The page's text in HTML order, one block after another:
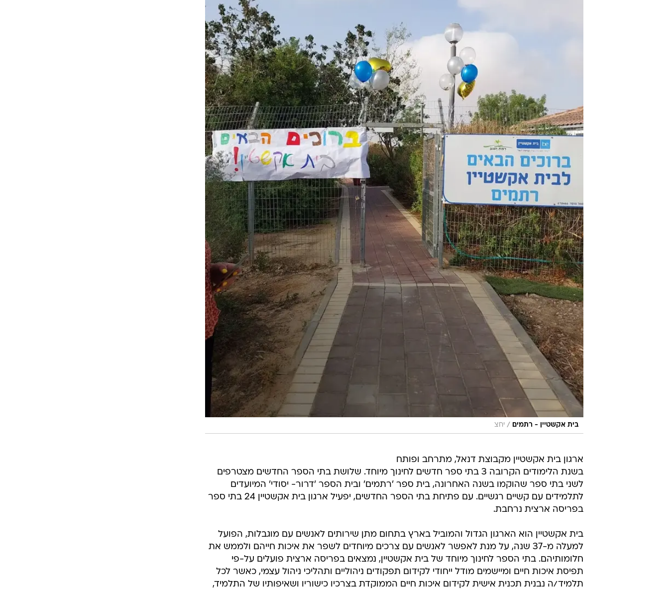
בית אקשטיין - רתמים / יחצ
ארגון בית אקשטיין מקבוצת דנאל, מתרחב ופותח
בשנת הלימודים הקרובה 3 בתי ספר חדשים לחינוך מיוחד. שלושת בתי הספר החדשים מצטרפים
לשני בתי ספר שהוקמו בשנה האחרונה, בית ספר 'רתמים' ובית הספר 'דרור- יסודי' המיועדים
לתלמידים עם קשיים רגשיים. עם פתיחת בתי הספר החדשים, יפעיל ארגון בית אקשטיין 24 בתי ספר
בפריסה ארצית נרחבת.
בית אקשטיין הוא הארגון הגדול והמוביל בארץ בתחום מתן שירותים לאנשים עם מוגבלות, הפועל
למעלה מ-37 שנה, על מנת לאפשר לאנשים עם צרכים מיוחדים לשפר את איכות חייהם ולממש את
חלומותיהם. בתי הספר לחינוך מיוחד של בית אקשטיין, נמצאים בפריסה ארצית פועלים על-פי
תפיסת איכות חיים ומיישמים מודל ייחודי לקידום תפקודים ניהוליים ותהליכי ניהול עצמי, כאשר לכל
תלמיד/ה נבנית תכנית אישית לקידום איכות חיים הממוקדת בצרכיו כישוריו ושאיפותיו של התלמיד,